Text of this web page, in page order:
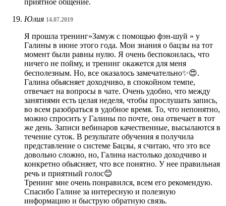
приятное общение.
Юлия 14.07.2019
Я прошла тренинг»Замуж с помощью фэн-шуй » у
Галины в июне этого года. Мои знания о бацзы на тот
момент были равны нулю. Я очень беспокоилась, что
ничего не пойму, и тренинг окажется для меня
бесполезным. Но, все оказалось замечательно✨😍.
Галина обьясняет доходчиво, в спокойном темпе,
отвечает на вопросы в чате. Очень удобно, что между
занятиями есть целая неделя, чтобы прослушать запись,
во всем разобраться в удобное время. То, что непонятно,
можно спросить у Галины по почте, она отвечает в тот
же день. Записи вебинаров качественные, высылаются в
течение суток. В результате обучения я получила
представление о системе Бацзы, я считаю, что это все
довольно сложно, но, Галина настолько доходчиво и
конкретно обьясняет, что все понятно. У нее правильная
речь и приятный голос😊
Тренинг мне очень понравился, всем его рекомендую.
Спасибо Галине за интересную и полезную
информацию и быструю обратную связь.